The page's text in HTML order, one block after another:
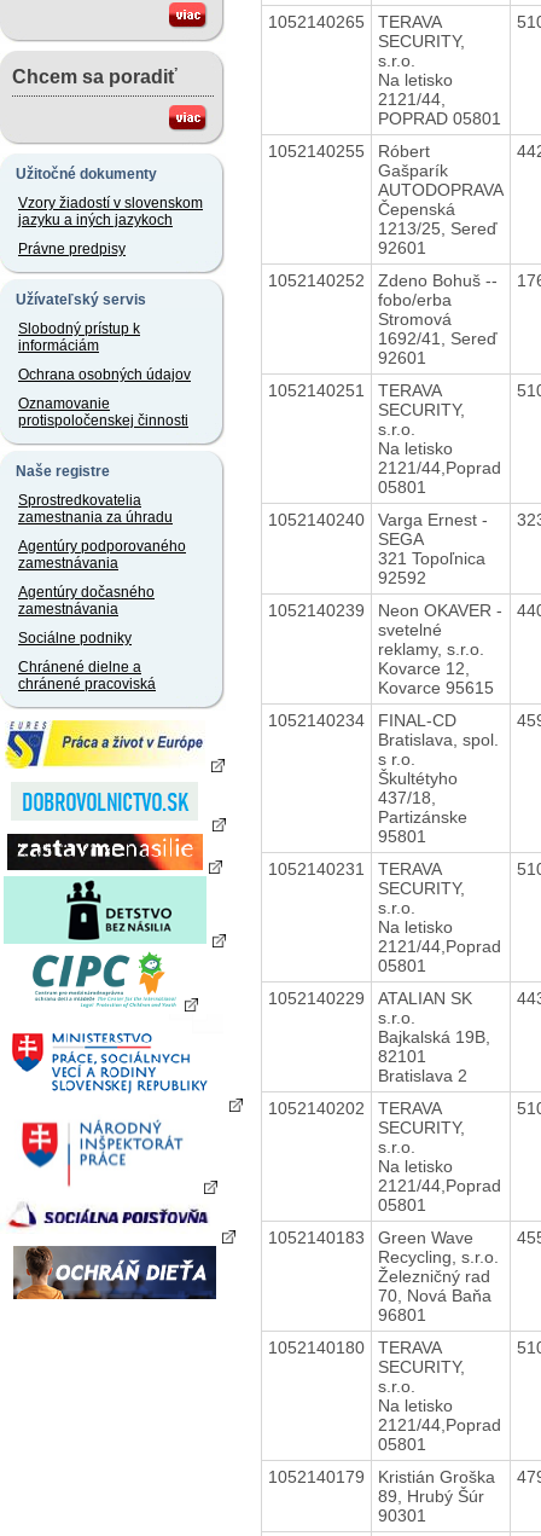
Chcem sa poradiť
Užitočné dokumenty
Vzory žiadostí v slovenskom
jazyku a iných jazykoch
Právne predpisy
Užívateľský servis
Slobodný prístup k
informáciám
Ochrana osobných údajov
Oznamovanie
protispoločenskej činnosti
Naše registre
Sprostredkovatelia
zamestnania za úhradu
Agentúry podporovaného
zamestnávania
Agentúry dočasného
zamestnávania
Sociálne podniky
Chránené dielne a
chránené pracoviská
1052140265
TERAVA
SECURITY,
s.r.o.
Na letisko
2121/44,
POPRAD 05801
1052140255
Róbert
Gašparík
AUTODOPRAVA
Čepenská
1213/25, Sereď
92601
1052140252
Zdeno Bohuš --
fobo/erba
Stromová
1692/41, Sereď
92601
1052140251
TERAVA
SECURITY,
s.r.o.
Na letisko
2121/44,Poprad
05801
1052140240
Varga Ernest -
SEGA
321 Topoľnica
92592
1052140239
Neon OKAVER -
svetelné
reklamy, s.r.o.
Kovarce 12,
Kovarce 95615
1052140234
FINAL-CD
Bratislava, spol.
s r.o.
Škultétyho
437/18,
Partizánske
95801
1052140231
TERAVA
SECURITY,
s.r.o.
Na letisko
2121/44,Poprad
05801
1052140229
ATALIAN SK
s.r.o.
Bajkalská 19B,
82101
Bratislava 2
1052140202
TERAVA
SECURITY,
s.r.o.
Na letisko
2121/44,Poprad
05801
1052140183
Green Wave
Recycling, s.r.o.
Železničný rad
70, Nová Baňa
96801
1052140180
TERAVA
SECURITY,
s.r.o.
Na letisko
2121/44,Poprad
05801
1052140179
Kristián Groška
89, Hrubý Šúr
90301